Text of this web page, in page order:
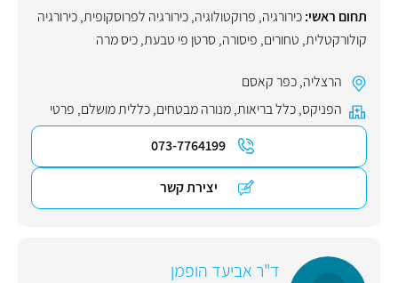
תחום ראשי:כירורגיה, פרוקטולוגיה,כירורגיה לפרוסקופית,כירורגיה
קולורקטלית, טחורים, פיסורה, סרטן פי טבעת,כיס מרה
הרצליה,כפר קאסם
הפניקס,כלל בריאות,מנורה מבטחים,כללית מושלם, פרטי
073-7764199
יצירת קשר
ד"ר אביעד הופמן